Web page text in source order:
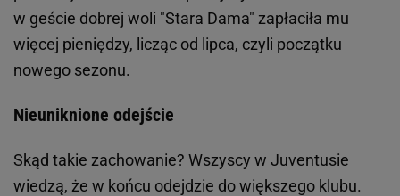
w geście dobrej woli "Stara Dama" zapłaciła mu
więcej pieniędzy, licząc od lipca, czyli początku
nowego sezonu.
Nieuniknione odejście
Skąd takie zachowanie? Wszyscy w Juventusie
wiedzą, że w końcu odejdzie do większego klubu.